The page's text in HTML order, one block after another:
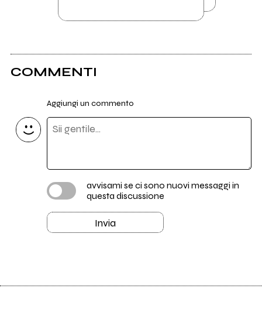
COMMENTI
Aggiungi un commento
avvisami se ci sono nuovi messaggi in
questa discussione
Invia